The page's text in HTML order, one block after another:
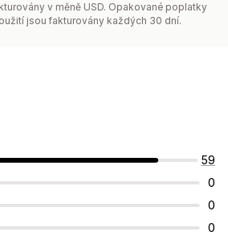
v měně USD. Opakované poplatky
jsou fakturovány každých 30 dní.
59
0
0
0